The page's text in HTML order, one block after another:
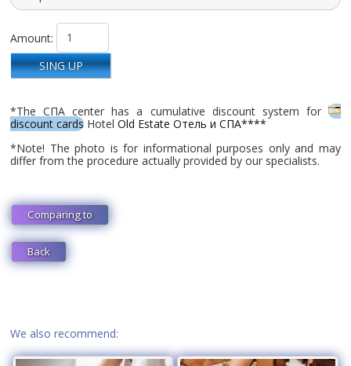
Amount:
SING UP
*The СПА center has a cumulative discount system for
discount cards HotelOld Estate Отель и СПА****
*Note! The photo is for informational purposes only and may
differ from the procedure actually provided by our specialists.
Comparing to
Back
We also recommend: